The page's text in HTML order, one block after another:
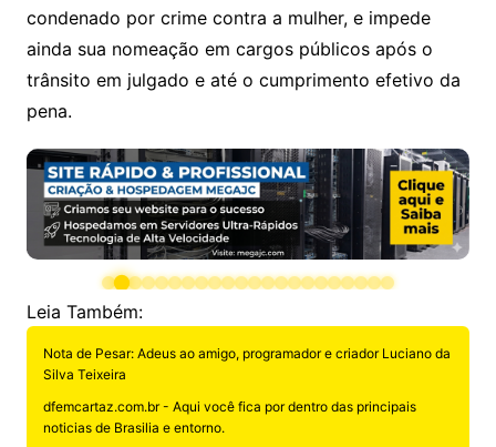
condenado por crime contra a mulher, e impede
ainda sua nomeação em cargos públicos após o
trânsito em julgado e até o cumprimento efetivo da
pena.
Leia Também:
Nota de Pesar: Adeus ao amigo, programador e criador Luciano da
Silva Teixeira
dfemcartaz.com.br - Aqui você fica por dentro das principais
noticias de Brasilia e entorno.